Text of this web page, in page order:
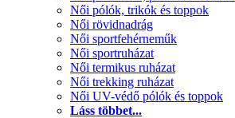
Női pólók, trikók és toppok
Női rövidnadrág
Női sportfehérneműk
Női sportruházat
Női termikus ruházat
Női trekking ruházat
Női UV-védő pólók és toppok
Láss többet...